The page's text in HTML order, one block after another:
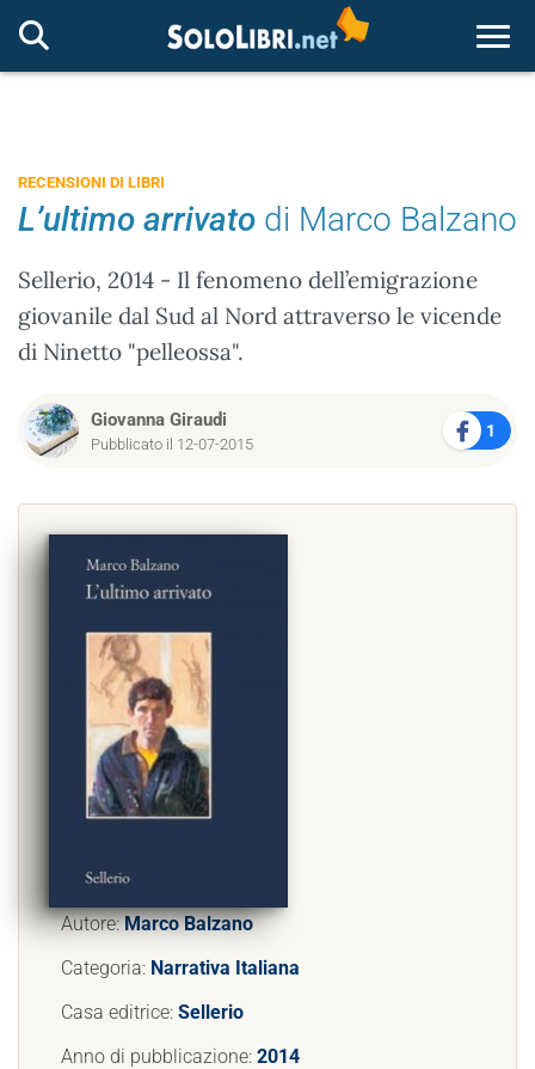
RECENSIONI DI LIBRI
L’ultimo arrivato di Marco Balzano
Sellerio, 2014 - Il fenomeno dell’emigrazione
giovanile dal Sud al Nord attraverso le vicende
di Ninetto "pelleossa".
Giovanna Giraudi
Pubblicato il 12-07-2015
1
Autore:Marco Balzano
Categoria: Narrativa Italiana
Casa editrice: Sellerio
Anno di pubblicazione: 2014